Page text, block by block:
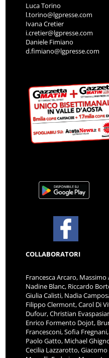
Luca Torino
l.torino@lgpresse.com
Ivana Cretier
i.cretier@lgpresse.com
Daniele Fimiano
d.fimiano@lgpresse.com
COLLABORATORI
Francesca Arcaro,
Nadine Blanc, Riccardo
Giulia Calisti, Nadia
Filippo Clermont, Carol Di
Dufour, Christian
Enrico Formento Dojot,
Francesconi, Sofia
Paolo Gatto, Michael
Cecilia Lazzarotto,